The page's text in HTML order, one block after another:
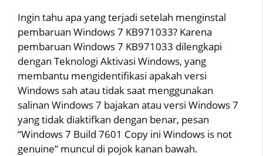
Ingin tahu apa yang terjadi setelah menginstal
pembaruan Windows 7 KB971033? Karena
pembaruan Windows 7 KB971033 dilengkapi
dengan Teknologi Aktivasi Windows, yang
membantu mengidentifikasi apakah versi
Windows sah atau tidak saat menggunakan
salinan Windows 7 bajakan atau versi Windows 7
yang tidak diaktifkan dengan benar, pesan
“Windows 7 Build 7601 Copy ini Windows is not
genuine” muncul di pojok kanan bawah.